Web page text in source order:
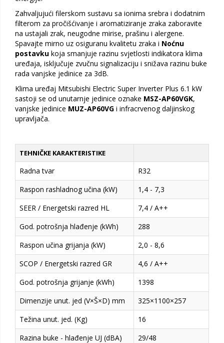
Zahvaljujući filerskom sustavu sa ionima srebra i dodatnim
filterom za pročišćivanje i aromatiziranje zraka zaboravite
na ustajali zrak, neugodne mirise, prašinu i alergene.
Spavajte mirno uz osiguranu kvalitetu zraka i Noćnu
postavku koja smanjuje razinu svjetlosti indikatora klima
uređaja, isključuje zvučnu signalizaciju i snižava razinu buke
rada vanjske jedinice za 3dB.
Klima uređaj Mitsubishi Electric Super Inverter Plus 6.1 kW
sastoji se od unutarnje jedinice oznake MSZ-AP60VGK,
vanjske jedinice MUZ-AP60VG i infracrvenog daljinskog
upravljača.
TEHNIČKE KARAKTERISTIKE
Radna tvar
R32
Raspon rashladnog učina (kW)
1,4 - 7,3
SEER / Energetski razred HL
7,4 / A++
God. potrošnja hlađenje (kWh)
288
Raspon učina grijanja (kW)
2,0 - 8,6
SCOP / Energetski razred GR
4,6 / A++
God. potrošnja grijanje (kWh)
1398
Dimenzije unut. jed (V×Š×D) mm
325×1100×257
Težina unut. jed. (Kg)
16
Razina buke - hlađenje UJ (dBA)
29/48